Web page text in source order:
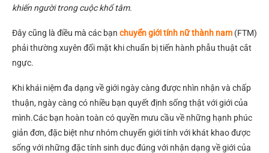
khiến người trong cuộc khổ tâm.
Đây cũng là điều mà các bạn chuyển giới tính nữ thành nam (FTM)
phải thường xuyên đối mặt khi chuẩn bị tiến hành phẫu thuật cắt
ngực.
Khi khái niệm đa dạng về giới ngày càng được nhìn nhận và chấp
thuận, ngày càng có nhiều bạn quyết định sống thật với giới của
mình.Các bạn hoàn toàn có quyền mưu cầu về những hạnh phúc
giản đơn, đặc biệt như nhóm chuyển giới tính với khát khao được
sống với những đặc tính sinh dục đúng với nhận dạng về giới của